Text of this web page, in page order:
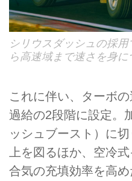
シリウスダッシュの採
ら高速域まで速さを身に
これに伴い、ターボ
過給の2段階に設定。
ッシュブースト）に
上を図るほか、空冷
合気の充填効率を高